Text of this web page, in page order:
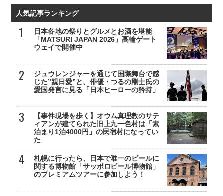
人気記事ランキング
日本各地の祭りとグルメとお酒を堪能
「MATSURI JAPAN 2026」高輪ゲート
ウェイで開催中
ジュウレンジャーを通じて国際舞台で感
じた”親日愛”と、俳優・つるの剛士氏の
愛国発言に見る「日本ヒーローの矜持」
【事件現場を歩く】オウム真理教のサテ
ィアンが建てられた旧上九一色村は「素
泊まり1泊4000円」の民宿村になってい
た
札幌に行ったら、日本で唯一のビールに
関する博物館「サッポロビール博物館」
のプレミアムツアーに参加しよう！